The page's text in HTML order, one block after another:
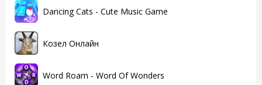
Dancing Cats - Cute Music Game
Козел Онлайн
Word Roam - Word Of Wonders